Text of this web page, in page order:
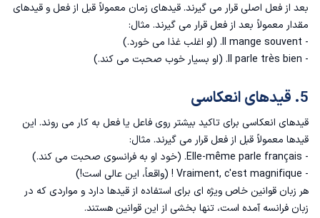
بعد از فعل اصلی قرار می گیرند. قیدهای زمان معمولاً قبل از فعل و قیدهای
مقدار معمولاً بعد از فعل قرار می گیرند. مثال:
- Il mange souvent. (او اغلب غذا می خورد.)
- Il parle très bien. (او بسیار خوب صحبت می کند.)
5. قیدهای انعکاسی
قیدهای انعکاسی برای تاکید بیشتر روی فاعل یا فعل به کار می روند. این
قیدها معمولاً قبل از فعل قرار می گیرند. مثال:
- Elle-même parle français. (خود او به فرانسوی صحبت می کند.)
- Vraiment, c'est magnifique ! (واقعاً، این عالی است!)
هر زبان قوانین خاص ویژه ای برای استفاده از قیدها دارد و مواردی که در
زبان فرانسه آمده است، تنها بخشی از این قوانین هستند.